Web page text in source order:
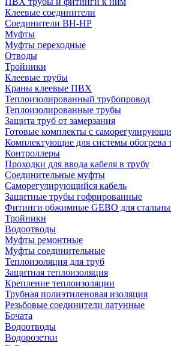
Клеевые соединители
Соединители ВН-НР
Муфты
Муфты переходные
Отводы
Тройники
Клеевые трубы
Краны клеевые ПВХ
Теплоизолированный трубопровод
Теплоизолированные трубы
Защита труб от замерзания
Готовые комплекты с
Комплектующие для системы обогрева
Контроллеры
Проходки для ввода кабеля в трубу
Соединительные муфты
Саморегулирующийся кабель
Защитные трубы гофрированные
Фитинги обжимные GEBO для
Тройники
Водоотводы
Муфты ремонтные
Муфты соединительные
Теплоизоляция для труб
Защитная теплоизоляция
Крепление теплоизоляции
Трубная полиэтиленовая изоляция
Резьбовые соединители латунные
Бочата
Водоотводы
Водорозетки